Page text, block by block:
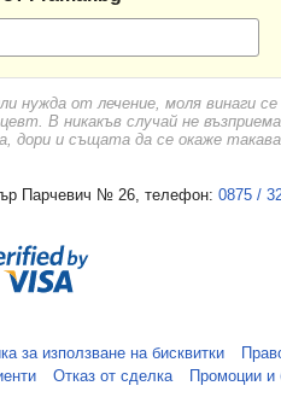
нужда от лечение, моля винаги
В никакъв случай не
дори и същата да се окаже такава.
Парчевич № 26, телефон: 0875 /
за използване на бисквитки
Отказ от сделка
Промоции и